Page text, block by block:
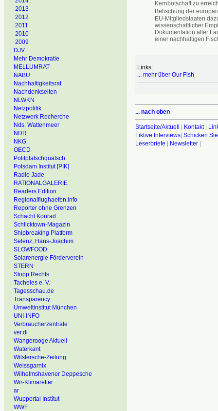
2013
2012
2011
2010
2009
DJV
Mehr Demokratie
MELLUMRAT
NABU
Nachhaltigkeitsrat
Nachdenkseiten
NLWKN
Netzpolitik
Netzwerk Recherche
Nds. Wattenmeer
NDR
NKG
OECD
Politplatschquatsch
Potsdam Institut [PIK]
Radio Jade
RATIONALGALERIE
Readers Edition
Regionalflughaefen.info
Reporter ohne Grenzen
Schacht Konrad
Schlicktown-Magazin
Shipbreaking Platform
Selenz, Hans-Joachim
SLOWFOOD
Solarenergie Förderverein
STERN
Stopp Rechts
Tacheles e. V.
Tagesschau.de
Transparency
Umweltinstitut München
UNI-INFO
Verbraucherzentrale
ver.di
Wangerooge Aktuell
Waterkant
Wilstersche-Zeitung
Weissgarnix
Wilhelmshavener Deppesche
Wir-Klimaretter
ar
Wuppertal Institut
WWF
Kernbotschaft zu
Befischung der
EU-Mitgliedstaaten
wissenschaftlicher
Dokumentation aller
einer nachhaltigen
Links:
... mehr über Our Fish
... nach oben
Startseite/Aktuell | Kontakt|
Fiktive Interviews| Schicken
Leserbriefe | Newsletter|